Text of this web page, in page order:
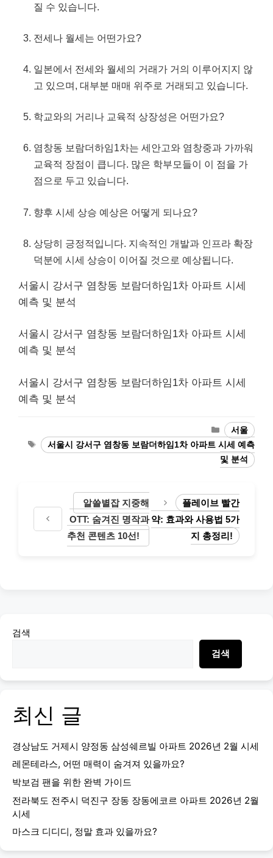
질 수 있습니다.
전세나 월세는 어떤가요?
일본에서 전세와 월세의 거래가 거의 이루어지지 않
고 있으며, 대부분 매매 위주로 거래되고 있습니다.
학교와의 거리나 교육적 상장성은 어떤가요?
염창동 보람더하임1차는 세안고와 염창중과 가까워
교육적 장점이 큽니다. 많은 학부모들이 이 점을 가
점으로 두고 있습니다.
향후 시세 상승 예상은 어떻게 되나요?
상당히 긍정적입니다. 지속적인 개발과 인프라 확장
덕분에 시세 상승이 이어질 것으로 예상됩니다.
서울시 강서구 염창동 보람더하임1차 아파트 시세
예측 및 분석
서울시 강서구 염창동 보람더하임1차 아파트 시세
예측 및 분석
서울시 강서구 염창동 보람더하임1차 아파트 시세
예측 및 분석
Categories
서울
Tags
서울시 강서구 염창동 보람더하임1차 아파트 시세 예측
및 분석
알쓸별잡 지중해
OTT: 숨겨진 명작과
추천 콘텐츠 10선!
플레이브 빨간
약: 효과와 사용법 5가
지 총정리!
검색
검색
최신 글
경상남도 거제시 양정동 삼성쉐르빌 아파트 2026년 2월 시세
레몬테라스, 어떤 매력이 숨겨져 있을까요?
박보검 팬을 위한 완벽 가이드
전라북도 전주시 덕진구 장동 장동에코르 아파트 2026년 2월
시세
마스크 디디디, 정말 효과 있을까요?